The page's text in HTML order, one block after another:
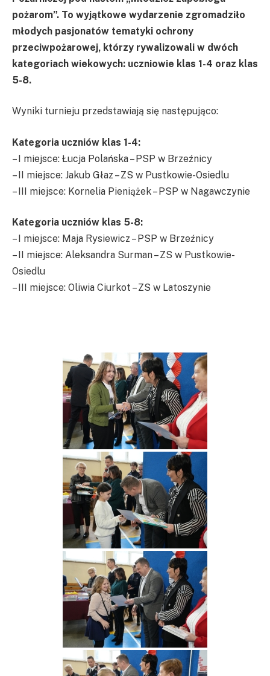
pożarom”. To wyjątkowe wydarzenie zgromadziło
młodych pasjonatów tematyki ochrony
przeciwpożarowej, którzy rywalizowali w dwóch
kategoriach wiekowych: uczniowie klas 1-4 oraz klas
5-8.
Wyniki turnieju przedstawiają się następująco:
Kategoria uczniów klas 1-4:
– I miejsce: Łucja Polańska – PSP w Brzeźnicy
– II miejsce: Jakub Głaz – ZS w Pustkowie-Osiedlu
– III miejsce: Kornelia Pieniążek – PSP w Nagawczynie
Kategoria uczniów klas 5-8:
– I miejsce: Maja Rysiewicz – PSP w Brzeźnicy
– II miejsce: Aleksandra Surman – ZS w Pustkowie-
Osiedlu
– III miejsce: Oliwia Ciurkot – ZS w Latoszynie